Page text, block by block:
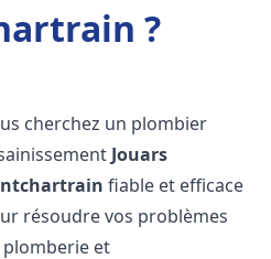
?
cherchez un plombier
Jouars
fiable et efficace
résoudre vos problèmes
plomberie et